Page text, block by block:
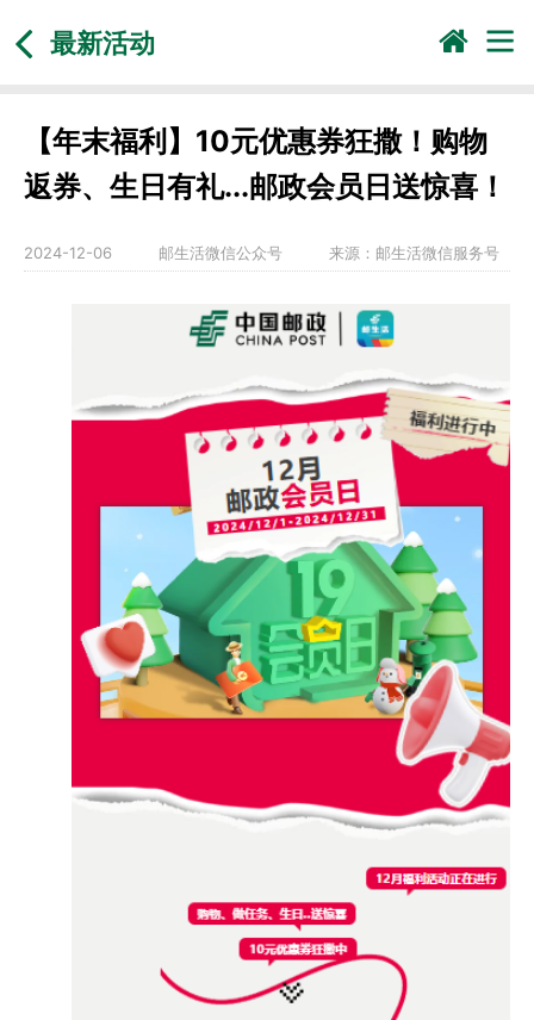
最新活动
【年末福利】10元优惠券狂撒！购物
返券、生日有礼...邮政会员日送惊喜！
2024-12-06 邮生活微信公众号 来源： 邮生活微信服务号